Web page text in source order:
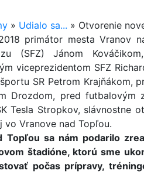
» Udialo sa... » Otvorenie
primátor mesta Vranov
(SFZ) Jánom
viceprezidentom SFZ
SR Petrom Krajňákom,
Drozdom, pred futbalovým
Tesla Stropkov, slávnostne
vo Vranove nad Topľou.
Topľou sa nám podarilo
štadióne, ktorú sme
počas prípravy,